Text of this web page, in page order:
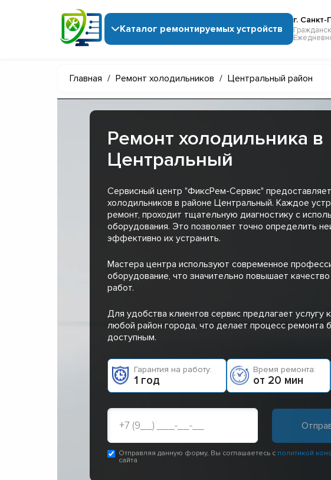
Каталог ремонтируемых устройств
г. Санкт-
Главная / Ремонт холодильников / Центральный район
Ремонт холодильника в
Центральный
Сервисный центр "ФиксРем-Сервис"
холодильников в районе Центральный. Каждое
ремонт, проходит тщательную диагностику с
оборудования. Это позволяет точно определить
эффективно их устранить.
Мастера центра используют современное
оборудование, что значительно повышает
работ.
Для удобства клиентов сервис предлагает услугу
любой район города, что делает процесс
доступным.
Гарантия на работу:
1 год
Время ремонта:
от 20 мин
Отправляя данную форму, Вы соглашаетесь с политикой
сайта